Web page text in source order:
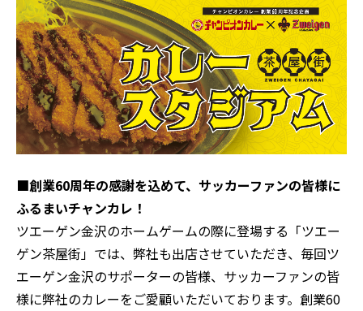
■創業60周年の感謝を込めて、サッカーファンの皆様に
ふるまいチャンカレ！
ツエーゲン金沢のホームゲームの際に登場する「ツエー
ゲン茶屋街」では、弊社も出店させていただき、毎回ツ
エーゲン金沢のサポーターの皆様、サッカーファンの皆
様に弊社のカレーをご愛顧いただいております。創業60